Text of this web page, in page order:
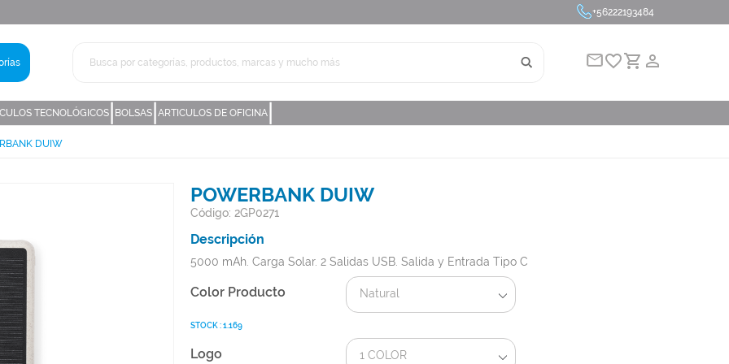
+56222193484
favorite_border person_outline
TECNOLÓGICOS BOLSAS ARTICULOS DE OFICINA
DUIW
POWERBANK DUIW
Código: 2GP0271
Descripción
5000 mAh. Carga Solar. 2 Salidas USB. Salida y Entrada Tipo C
Color Producto Natural
STOCK : 1.169
Logo 1 COLOR